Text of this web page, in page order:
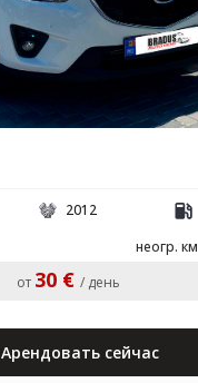
2012
неогр. км
от 30 € / день
Арендовать сейчас